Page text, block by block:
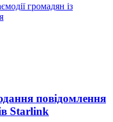
громадян із
повідомлення
Starlink